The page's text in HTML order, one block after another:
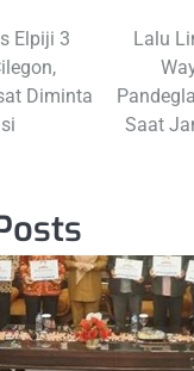
Elpiji 3
Diminta
Lalu
Saat